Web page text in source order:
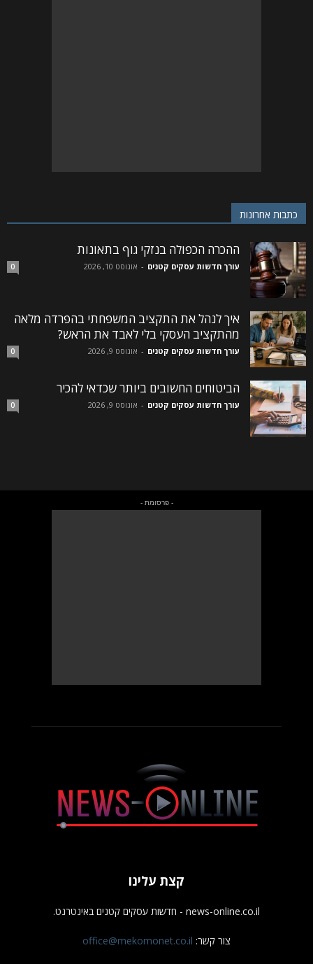
כתבות אחרונות
ההכרה הכפולה בנזקי גוף בתאונות
עורך חדשות עסקים קטנים - אוגוסט 10, 2026 0
איך לנהל את התקציב המשפחתי בהפרדה מלאה
מהתקציב העסקי בלי לאבד את הראש?
עורך חדשות עסקים קטנים - אוגוסט 9, 2026 0
הביטוחים החשובים ביותר שכדאי להכיר
עורך חדשות עסקים קטנים - אוגוסט 9, 2026 0
- פרסומת -
קצת עלינו
news-online.co.il - חדשות עסקים קטנים באינטרנט.
צור קשר: office@mekomonet.co.il